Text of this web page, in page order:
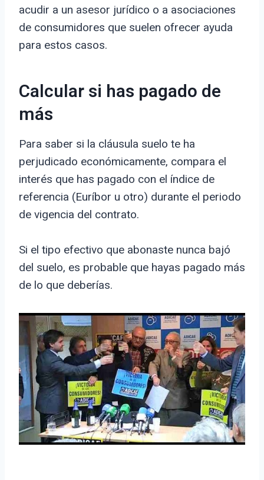
acudir a un asesor jurídico o a asociaciones
de consumidores que suelen ofrecer ayuda
para estos casos.
Calcular si has pagado de
más
Para saber si la cláusula suelo te ha
perjudicado económicamente, compara el
interés que has pagado con el índice de
referencia (Euríbor u otro) durante el periodo
de vigencia del contrato.
Si el tipo efectivo que abonaste nunca bajó
del suelo, es probable que hayas pagado más
de lo que deberías.